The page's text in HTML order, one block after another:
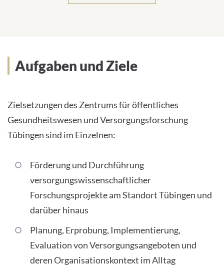
Aufgaben und Ziele
Zielsetzungen des Zentrums für öffentliches
Gesundheitswesen und Versorgungsforschung
Tübingen sind im Einzelnen:
Förderung und Durchführung
versorgungswissenschaftlicher
Forschungsprojekte am Standort Tübingen und
darüber hinaus
Planung, Erprobung, Implementierung,
Evaluation von Versorgungsangeboten und
deren Organisationskontext im Alltag